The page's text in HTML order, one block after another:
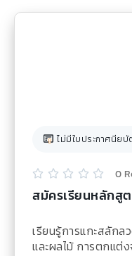
ไม่มีใบประกาศนียบั
     0
สมัครเรียนหลักสู
เรียนรู้การแกะสลัก
และผลไม้ การตกแต่